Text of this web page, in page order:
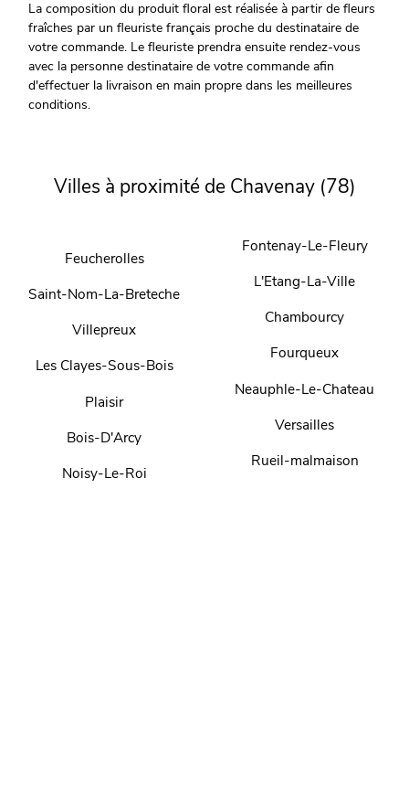
La composition du produit floral est réalisée à partir de fleurs
fraîches par un fleuriste français proche du destinataire de
votre commande. Le fleuriste prendra ensuite rendez-vous
avec la personne destinataire de votre commande afin
d'effectuer la livraison en main propre dans les meilleures
conditions.
Villes à proximité de Chavenay (78)
Feucherolles
Saint-Nom-La-Breteche
Villepreux
Les Clayes-Sous-Bois
Plaisir
Bois-D'Arcy
Noisy-Le-Roi
Fontenay-Le-Fleury
L'Etang-La-Ville
Chambourcy
Fourqueux
Neauphle-Le-Chateau
Versailles
Rueil-malmaison